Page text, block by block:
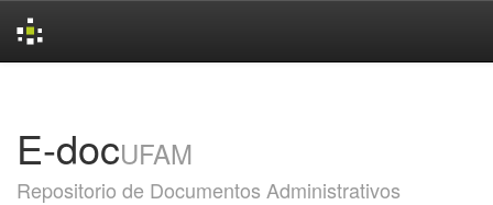
E-docUFAM
Repositorio de Documentos Administrativos